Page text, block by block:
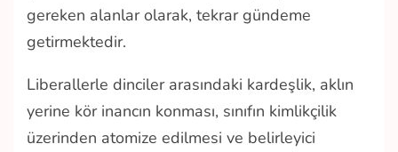
gereken alanlar olarak, tekrar gündeme
getirmektedir.
Liberallerle dinciler arasındaki kardeşlik, aklın
yerine kör inancın konması, sınıfın kimlikçilik
üzerinden atomize edilmesi ve belirleyici